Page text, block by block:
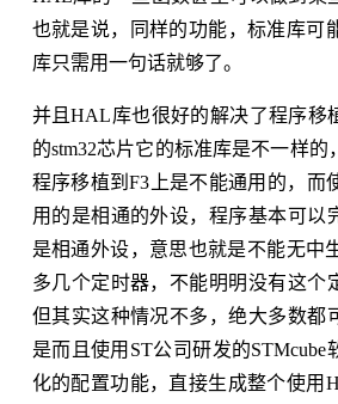
也就是说，同样的功能，标准库可
库只需用一句话就够了。
并且HAL库也很好的解决了程序移
的stm32芯片它的标准库是不一样的
程序移植到F3上是不能通用的，而
用的是相通的外设，程序基本可以
是相通外设，意思也就是不能无中
多几个定时器，不能明明没有这个
但其实这种情况不多，绝大多数都
是而且使用ST公司研发的STMcube
化的配置功能，直接生成整个使用